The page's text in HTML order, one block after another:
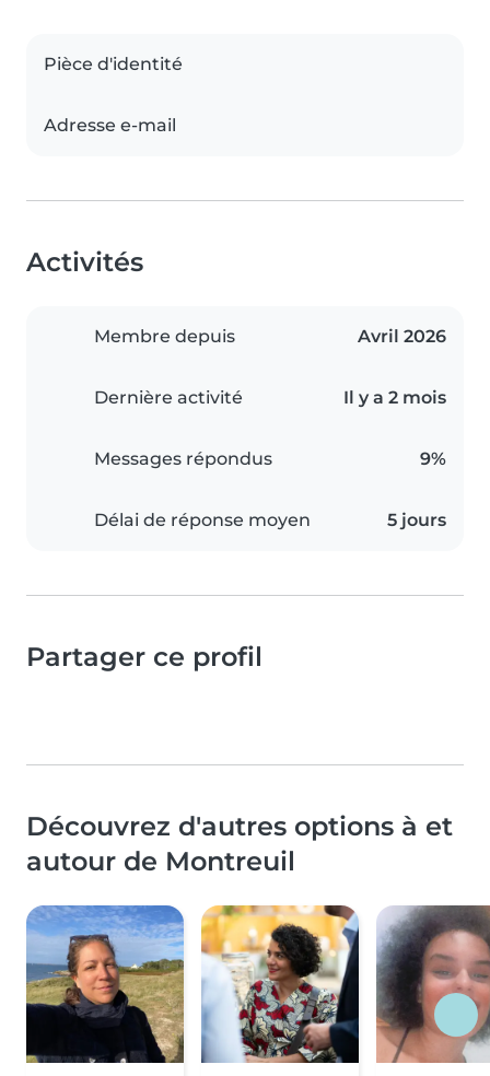
Pièce d'identité
Adresse e-mail
Activités
Membre depuis Avril 2026
Dernière activité Il y a 2 mois
Messages répondus 9%
Délai de réponse moyen 5 jours
Partager ce profil
Découvrez d'autres options à et
autour de Montreuil